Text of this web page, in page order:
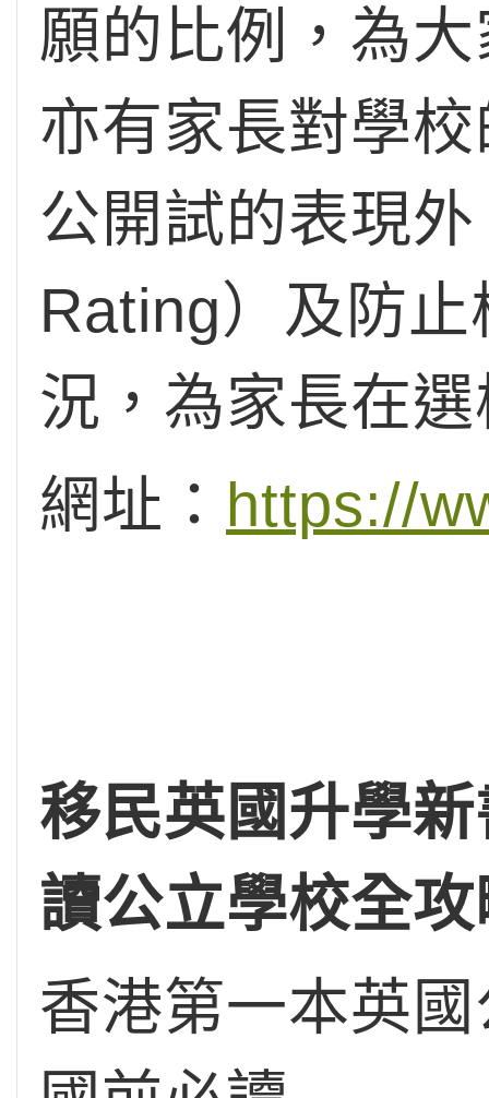
願的比例，為
亦有家長對學
公開試的表現
Rating）及防
況，為家長在
網址： https://
移民英國升學
讀公立學校全
香港第一本英